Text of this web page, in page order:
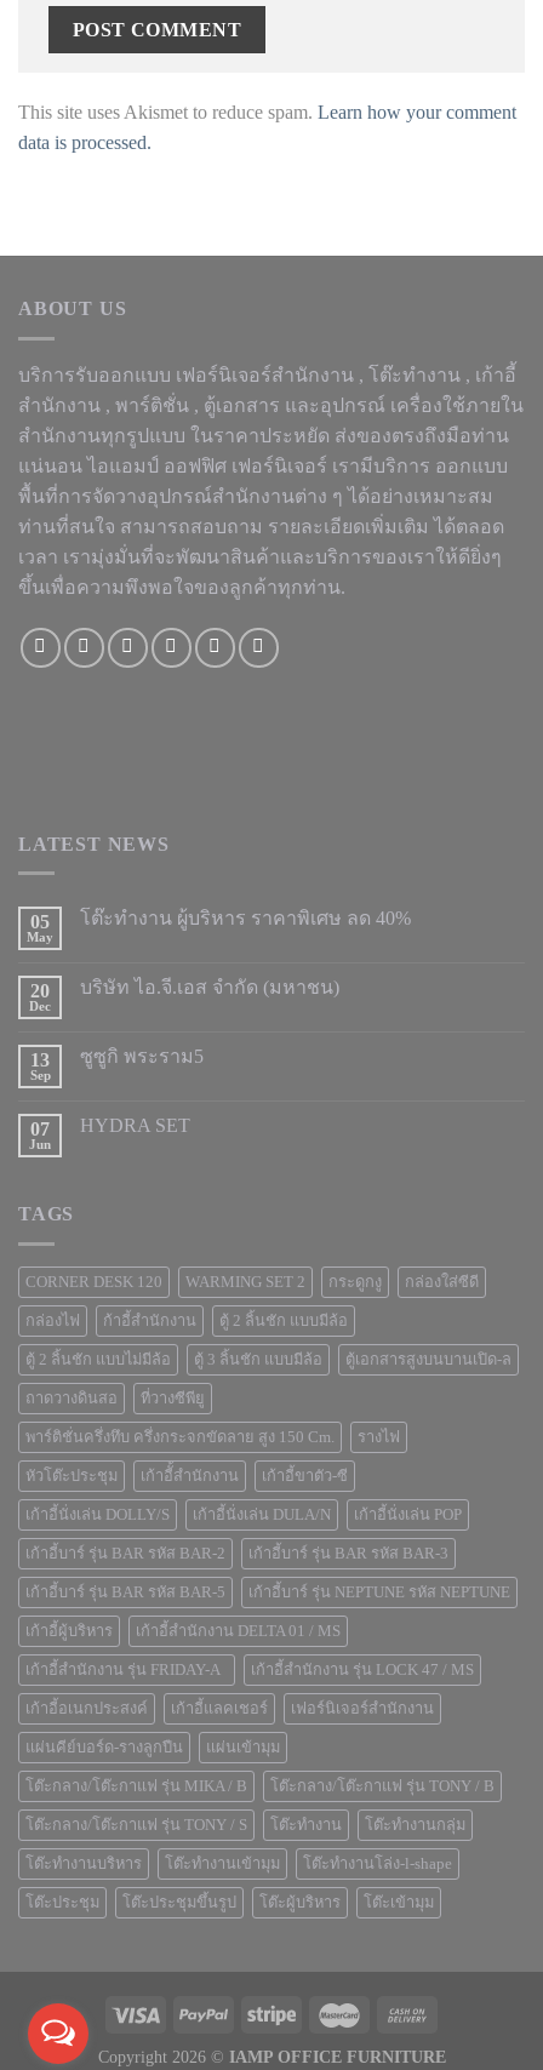
This site uses Akismet to reduce spam. Learn how your comment
data is processed.
ABOUT US
บริการรับออกแบบ เฟอร์นิเจอร์สำนักงาน , โต๊ะทำงาน , เก้าอี้
สำนักงาน , พาร์ติชั่น , ตู้เอกสาร และอุปกรณ์ เครื่องใช้ภายใน
สำนักงานทุกรูปแบบ ในราคาประหยัด ส่งของตรงถึงมือท่าน
แน่นอน ไอแอมป์ ออฟฟิศ เฟอร์นิเจอร์ เรามีบริการ ออกแบบ
พื้นที่การจัดวางอุปกรณ์สำนักงานต่าง ๆ ได้อย่างเหมาะสม
ท่านที่สนใจ สามารถสอบถาม รายละเอียดเพิ่มเติม ได้ตลอด
เวลา เรามุ่งมั่นที่จะพัฒนาสินค้าและบริการของเราให้ดียิ่งๆ
ขึ้นเพื่อความพึงพอใจของลูกค้าทุกท่าน.
LATEST NEWS
05
May
โต๊ะทำงาน ผู้บริหาร ราคาพิเศษ ลด 40%
20
Dec
บริษัท ไอ.จี.เอส จำกัด (มหาชน)
13
Sep
ซูซูกิ พระราม5
07
Jun
HYDRA SET
TAGS
CORNER DESK 120 WARMING SET 2 กระดูกงู กล่องใส่ซีดี
กล่องไฟ ก้าอี้สำนักงาน ตู้ 2 ลิ้นชัก แบบมีล้อ
ตู้ 2 ลิ้นชัก แบบไม่มีล้อ ตู้ 3 ลิ้นชัก แบบมีล้อ ตู้เอกสารสูงบนบานเปิด-ล
ถาดวางดินสอ ที่วางซีพียู
พาร์ติชั่นครึ่งทึบ ครึ่งกระจกขัดลาย สูง 150 Cm. รางไฟ
หัวโต๊ะประชุม เก้าอีั้สำนักงาน เก้าอี้ขาตัว-ซี
เก้าอี้นั่งเล่น DOLLY/S เก้าอี้นั่งเล่น DULA/N เก้าอี้นั่งเล่น POP
เก้าอี้บาร์ รุ่น BAR รหัส BAR-2 เก้าอี้บาร์ รุ่น BAR รหัส BAR-3
เก้าอี้บาร์ รุ่น BAR รหัส BAR-5 เก้าอี้บาร์ รุ่น NEPTUNE รหัส NEPTUNE
เก้าอี้ผู้บริหาร เก้าอี้สำนักงาน DELTA 01 / MS
เก้าอี้สำนักงาน รุ่น FRIDAY-A เก้าอี้สำนักงาน รุ่น LOCK 47 / MS
เก้าอี้อเนกประสงค์ เก้าอี้แลคเชอร์ เฟอร์นิเจอร์สำนักงาน
แผ่นคีย์บอร์ด-รางลูกปืน แผ่นเข้ามุม
โต๊ะกลาง/โต๊ะกาแฟ รุ่น MIKA / B โต๊ะกลาง/โต๊ะกาแฟ รุ่น TONY / B
โต๊ะกลาง/โต๊ะกาแฟ รุ่น TONY / S โต๊ะทำงาน โต๊ะทำงานกลุ่ม
โต๊ะทำงานบริหาร โต๊ะทำงานเข้ามุม โต๊ะทำงานโล่ง-l-shape
โต๊ะประชุม โต๊ะประชุมขึ้นรูป โต๊ะผู้บริหาร โต๊ะเข้ามุม
Copyright 2026 © IAMP OFFICE FURNITURE